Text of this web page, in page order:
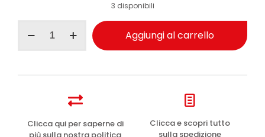
3 disponibili
scrub
Aggiungi al carrello
Clicca qui per saperne di
Clicca e scopri tutto
sulla spedizione